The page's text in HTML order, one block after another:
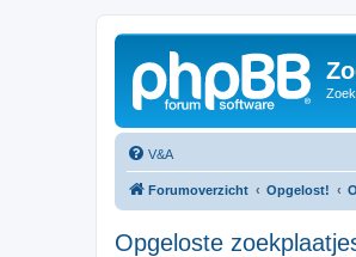
V&A
Forumoverzicht Opgelost!
Opgeloste